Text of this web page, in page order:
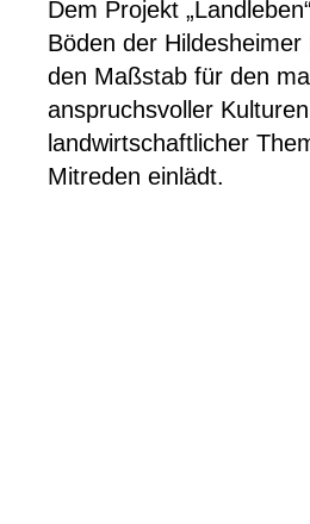
Dem Projekt
Böden der Hildesheimer
den Maßstab für den
anspruchsvoller
landwirtschaftlicher
Mitreden einlädt.